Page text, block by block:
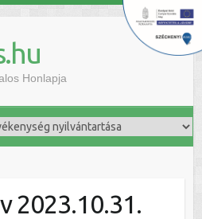
Honlapja
2023.10.31.